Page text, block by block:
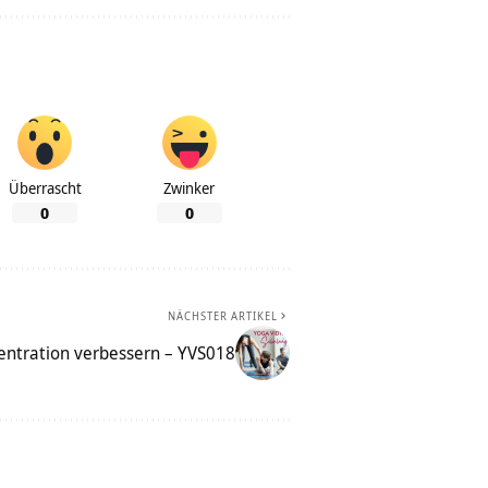
Überrascht
0
Zwinker
0
NÄCHSTER ARTIKEL
verbessern – YVS018